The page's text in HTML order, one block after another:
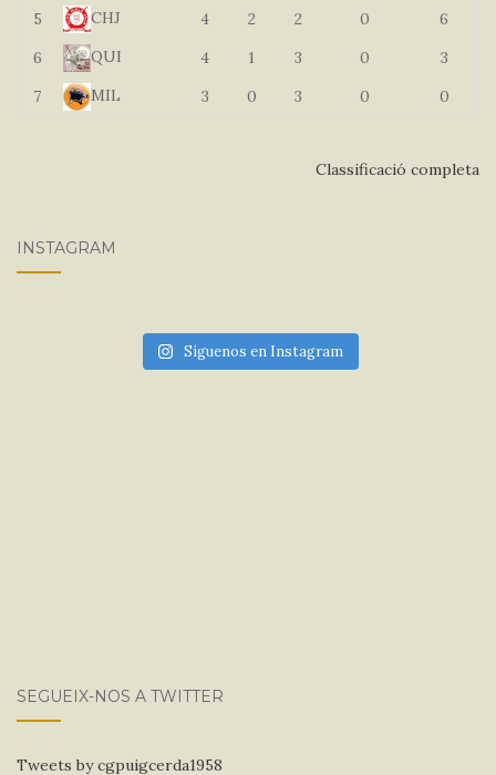
5
CHJ 4 2 2 0
6
6
QUI 4 1 3 0
3
7
MIL 3 0 3 0 0
Classificació completa
INSTAGRAM
Síguenos en Instagram
SEGUEIX-NOS A TWITTER
Tweets by cgpuigcerda1958